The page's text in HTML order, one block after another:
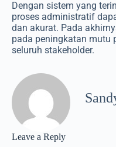
Dengan sistem yang
proses administratif
dan akurat. Pada
pada peningkatan mutu
seluruh stakeholder.
Leave a Reply